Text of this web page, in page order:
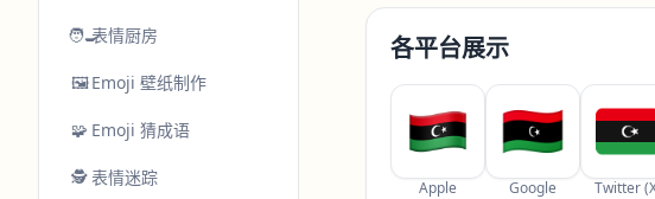
🧑‍🍳表情厨房
🖼️Emoji 壁纸制作
🧩 Emoji 猜成语
🕵️ 表情迷踪
各平台展示
Apple Google Twitter